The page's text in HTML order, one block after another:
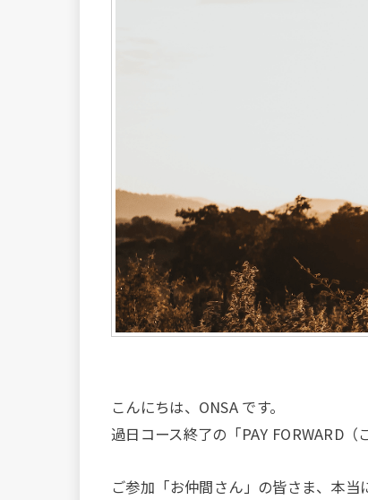
こんにちは、ONSA です。
過日コース終了の「PAY FORWARD
ご参加「お仲間さん」の皆さま、本当